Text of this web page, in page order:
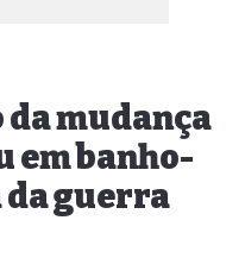
da mudança
banho-
guerra